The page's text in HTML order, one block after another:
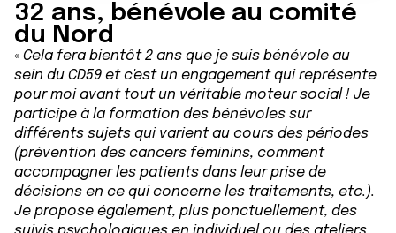
32 ans, bénévole au comité
du Nord
« Cela fera bientôt 2 ans que je suis bénévole au
sein du CD59 et c'est un engagement qui représente
pour moi avant tout un véritable moteur social ! Je
participe à la formation des bénévoles sur
différents sujets qui varient au cours des périodes
(prévention des cancers féminins, comment
accompagner les patients dans leur prise de
décisions en ce qui concerne les traitements, etc.).
Je propose également, plus ponctuellement, des